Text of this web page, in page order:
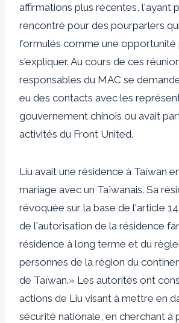
affirmations plus récentes, l'ayant
rencontré pour des pourparlers
formulés comme une opportunité
s'expliquer. Au cours de ces
responsables du MAC se
eu des contacts avec les
gouvernement chinois ou avait
activités du Front United.
Liu avait une résidence à Taïwan
mariage avec un Taïwanais. Sa
révoquée sur la base de l'article
de l'autorisation de la résidence
résidence à long terme et du
personnes de la région du
de Taïwan.» Les autorités ont
actions de Liu visant à mettre en
sécurité nationale, en cherchant à